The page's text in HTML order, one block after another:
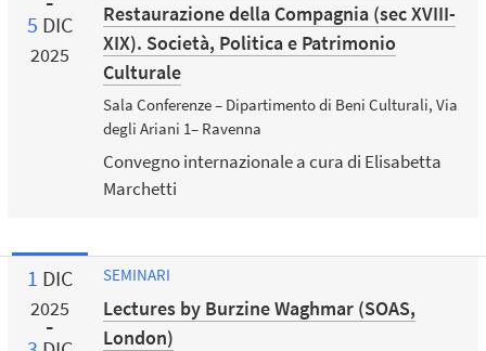
5 DIC
2025
Restaurazione della Compagnia (sec XVIII-
XIX). Società, Politica e Patrimonio
Culturale
Sala Conferenze – Dipartimento di Beni Culturali, Via
degli Ariani 1– Ravenna
Convegno internazionale a cura di Elisabetta
Marchetti
1 DIC
2025
SEMINARI
Lectures by Burzine Waghmar (SOAS,
London)